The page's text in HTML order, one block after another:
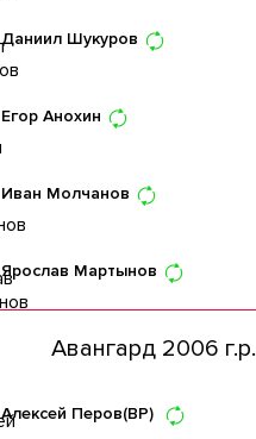
Даниил Шукуров
Егор Анохин
Иван Молчанов
Ярослав Мартынов
Авангард 2006 г.р.
Алексей Перов(ВР)